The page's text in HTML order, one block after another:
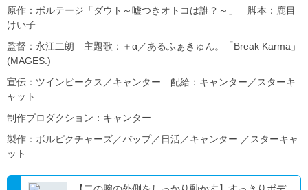
原作：ボルテージ「ダウト～嘘つきオトコは誰？～」 脚本：鹿目
けい子
監督：永江二朗 主題歌：＋α／あるふぁきゅん。「Break Karma」
(MAGES.)
宣伝：ツインピークス／キャンター 配給：キャンター／スターキ
ャット
制作プロダクション：キャンター
製作：ボルピクチャーズ／バップ／日活／キャンター ／スターキャ
ット